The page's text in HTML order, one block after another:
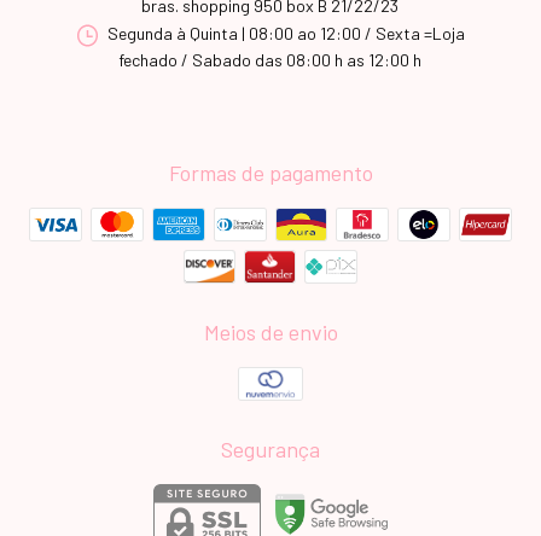
bras. shopping 950 box B 21/22/23
Segunda à Quinta | 08:00 ao 12:00 / Sexta =Loja
fechado / Sabado das 08:00 h as 12:00 h
Formas de pagamento
Meios de envio
Segurança